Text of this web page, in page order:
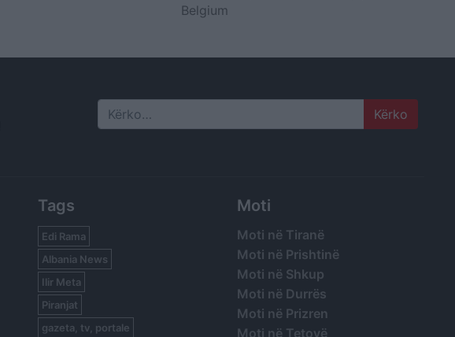
Belgium
Search
Tags
Edi Rama
Albania News
Ilir Meta
Piranjat
gazeta, tv, portale
Moti
Moti në Tiranë
Moti në Prishtinë
Moti në Shkup
Moti në Durrës
Moti në Prizren
Moti në Tetovë